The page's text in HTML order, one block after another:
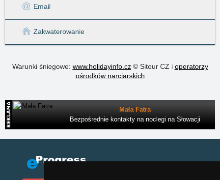
Email
Zakwaterowanie
Warunki śniegowe: www.holidayinfo.cz© Sitour CZ i operatorzy
ośrodków narciarskich
Mała Fatra
Bezpośrednie kontakty na noclegi na Słowacji